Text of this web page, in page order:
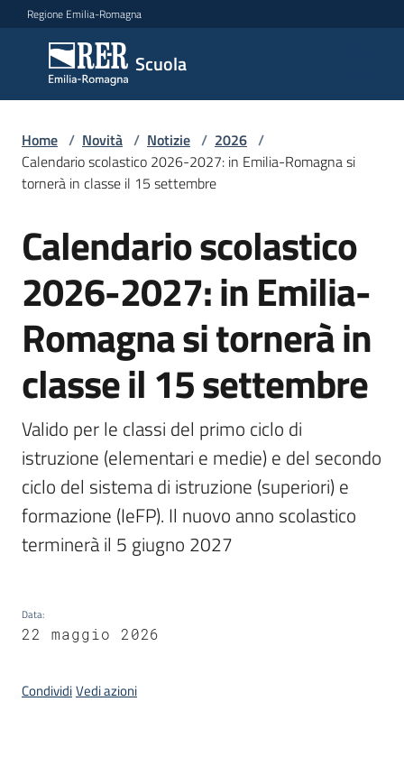
Vai al contenuto
Vai alla navigazione
Vai al footer
Regione Emilia-Romagna
Scuola
Scuola
Argomenti
Servizi
Leggi,
atti
e
bandi
Piani,
programmi
e
progetti
su
Home / Novità / Notizie / 2026 /
Calendario scolastico 2026-2027: in Emilia-Romagna si
tornerà in classe il 15 settembre
Salta al contenuto
Calendario scolastico
2026-2027: in Emilia-
Romagna si tornerà in
classe il 15 settembre
Valido per le classi del primo ciclo di
istruzione (elementari e medie) e del secondo
ciclo del sistema di istruzione (superiori) e
formazione (IeFP). Il nuovo anno scolastico
terminerà il 5 giugno 2027
Data:
22 maggio 2026
CondividiVedi azioni